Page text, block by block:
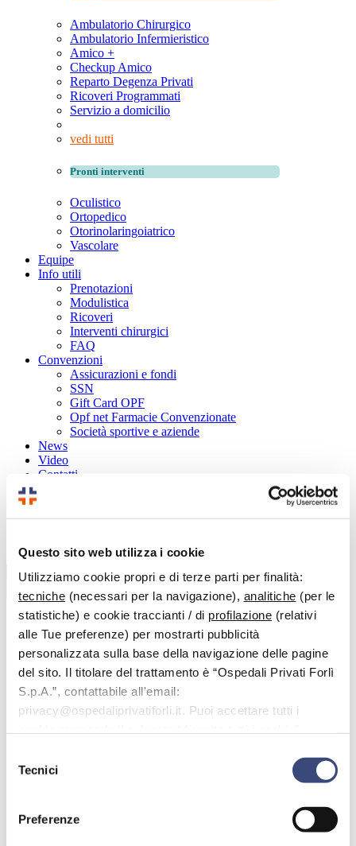
Questo sito web utilizza i cookie
Utilizziamo cookie propri e di terze parti per finalità:
tecniche (necessari per la navigazione), analitiche (per le
statistiche) e cookie traccianti / di profilazione (relativi
alle Tue preferenze) per mostrarti pubblicità
personalizzata sulla base della navigazione delle pagine
del sito. Il titolare del trattamento è “Ospedali Privati Forlì
S.p.A.”, contattabile all'email:
privacy@ospedaliprivatiforli.it. Puoi accettare tutti i
gestire le tue preferenze facendo clic su “Personalizza”.
delTecnici
Preferenze
Ambulatorio Chirurgico
Ambulatorio Infermieristico
Amico +
Checkup Amico
Reparto Degenza Privati
Ricoveri Programmati
Servizio a domicilio
vedi tutti
Pronti interventi
Oculistico
Ortopedico
Otorinolaringoiatrico
Vascolare
Equipe
Info utili
Prenotazioni
Modulistica
Ricoveri
Interventi chirurgici
FAQ
Convenzioni
Assicurazioni e fondi
SSN
Gift Card OPF
Opf net Farmacie Convenzionate
Società sportive e aziende
News
Video
Contatti
Vai al contenuto principale
Benvenuto nell'area dedicata alle domande più frequenti.
Cerca
< Tutti gli argomenti
Esami di laboratorio
E' possibile eseguire esami citologici?
citologici?
Villa Serena.